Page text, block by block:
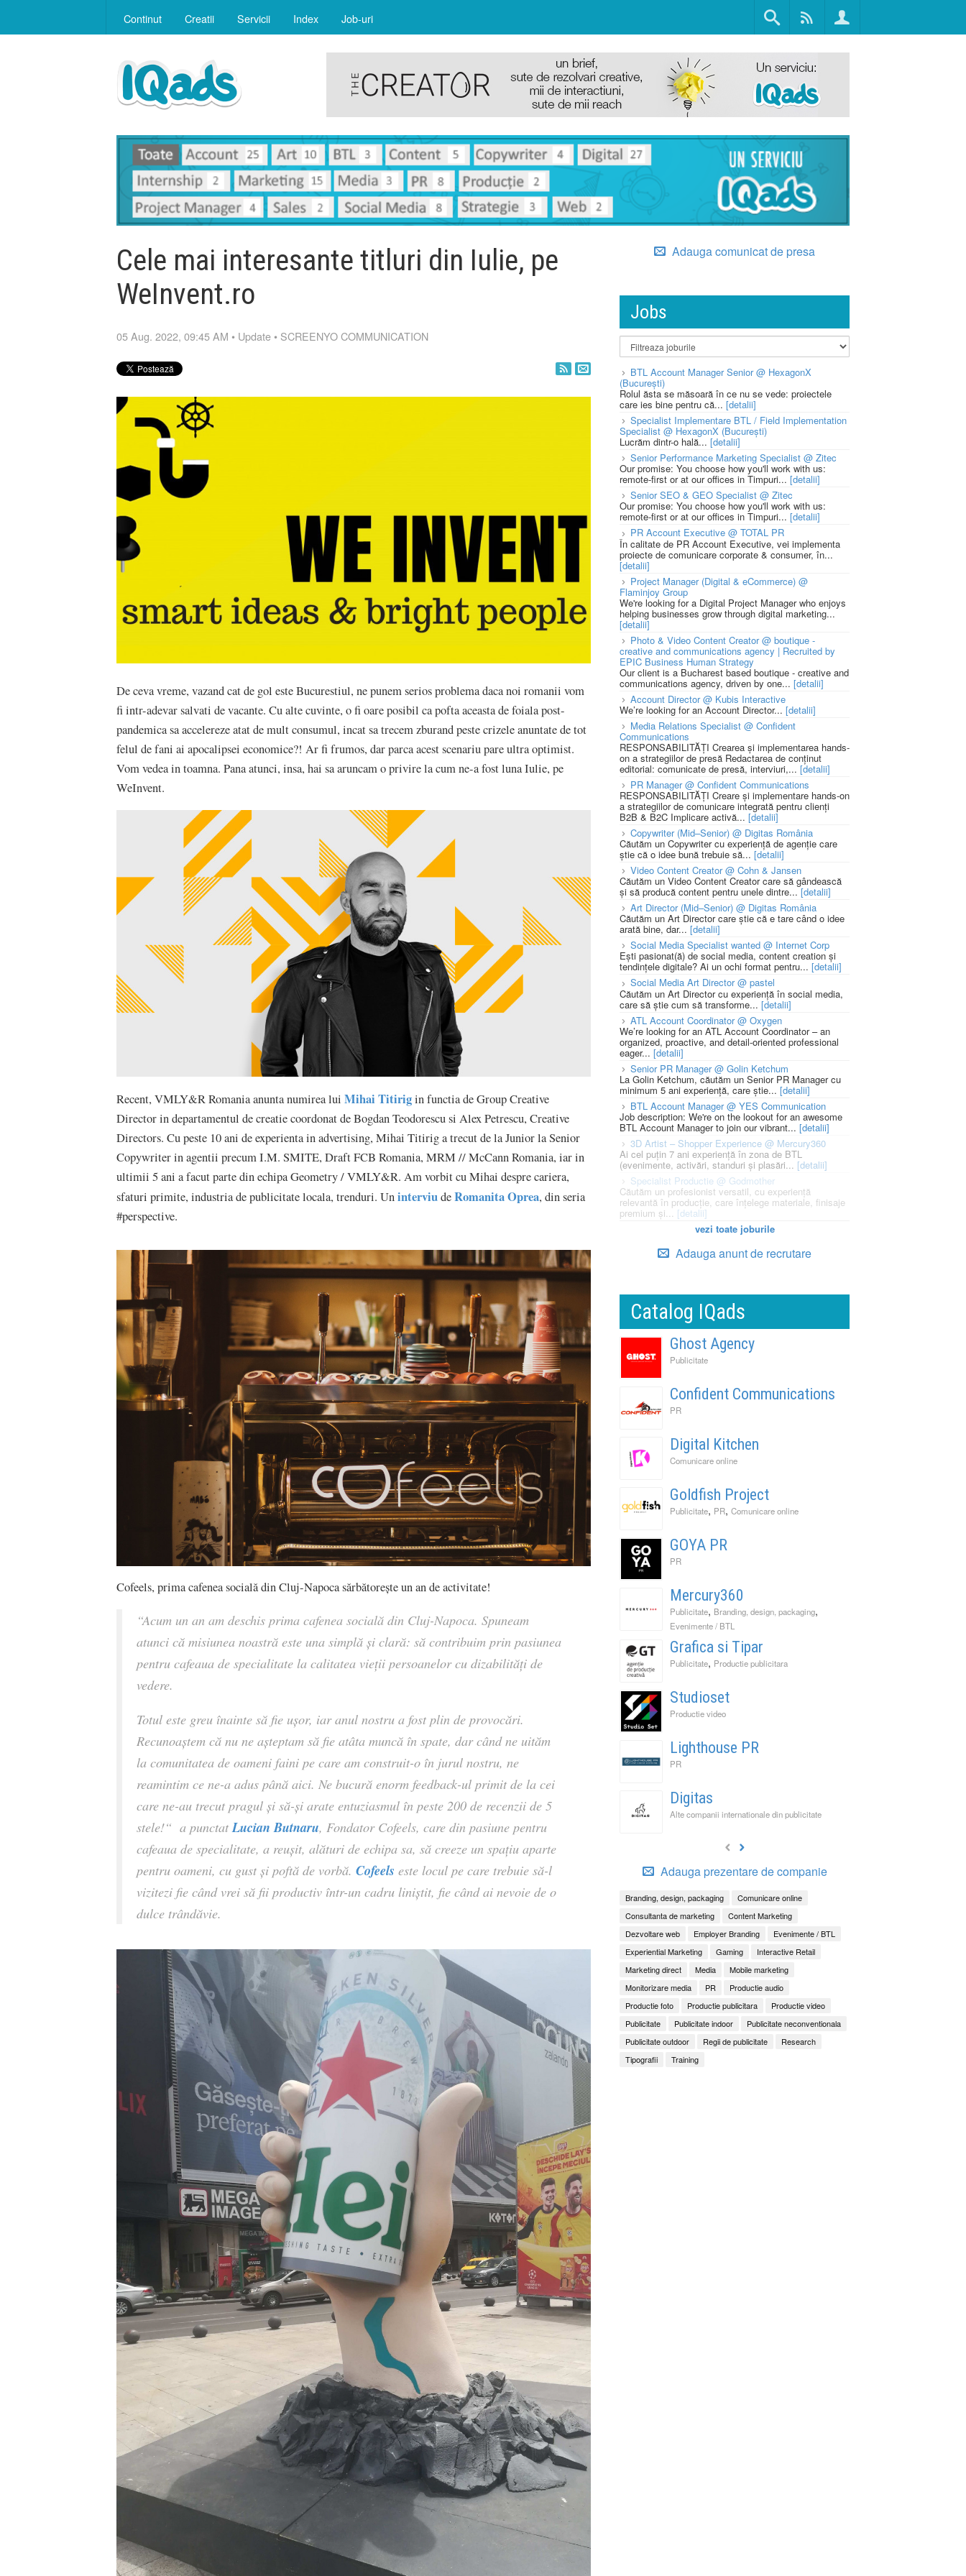
Continut Creatii Servicii Index Job-uri
Cele mai interesante titluri din Iulie, pe
WeInvent.ro
05 Aug. 2022, 09:45 AM • Update • SCREENYO COMMUNICATION
De ceva vreme, vazand cat de gol este Bucurestiul, ne punem serios problema daca noi romanii vom
fi intr-adevar salvati de vacante. Cu alte cuvinte, o fi oare posibil ca pofta aceasta de foiala post-
pandemica sa accelereze atat de mult consumul, incat sa trecem zburand peste crizele anuntate de tot
felul de fani ai apocalipsei economice?! Ar fi frumos, dar parca acest scenariu pare ultra optimist.
Vom vedea in toamna. Pana atunci, insa, hai sa aruncam o privire la cum ne-a fost luna Iulie, pe
WeInvent.
Recent, VMLY&R Romania anunta numirea lui Mihai Titirigin functia de Group Creative
Director in departamentul de creatie coordonat de Bogdan Teodorescu si Alex Petrescu, Creative
Directors. Cu peste 10 ani de experienta in advertising, Mihai Titirig a trecut de la Junior la Senior
Copywriter in agentii precum I.M. SMITE, Draft FCB Romania, MRM // McCann Romania, iar in
ultimii 5 ani a facut parte din echipa Geometry / VMLY&R. Am vorbit cu Mihai despre cariera,
sfaturi primite, industria de publicitate locala, trenduri. UninterviudeRomanita Oprea, din seria
#perspective.
Cofeels, prima cafenea socială din Cluj-Napoca sărbătorește un an de activitate!
“Acum un an am deschis prima cafenea socială din Cluj-Napoca. Spuneam
atunci că misiunea noastră este una simplă și clară: să contribuim prin pasiunea
pentru cafeaua de specialitate la calitatea vieții persoanelor cu dizabilități de
vedere.
Totul este greu înainte să fie ușor, iar anul nostru a fost plin de provocări.
Recunoaștem că nu ne așteptam să fie atâta muncă în spate, dar când ne uităm
la comunitatea de oameni faini pe care am construit-o în jurul nostru, ne
reamintim ce ne-a adus până aici. Ne bucură enorm feedback-ul primit de la cei
care ne-au trecut pragul și să-și arate entuziasmul în peste 200 de recenzii de 5
stele!“ a punctatLucian Butnaru, Fondator Cofeels, care din pasiune pentru
cafeaua de specialitate, a reușit, alături de echipa sa, să creeze un spațiu aparte
pentru oameni, cu gust și poftă de vorbă. Cofeels este locul pe care trebuie să-l
vizitezi fie când vrei să fii productiv într-un cadru liniștit, fie când ai nevoie de o
dulce trândăvie.
Adauga comunicat de presa
Jobs
BTL Account Manager Senior @ HexagonX
(București)
Rolul ăsta se măsoară în ce nu se vede: proiectele
care ies bine pentru că... [detalii]
Specialist Implementare BTL / Field Implementation
Specialist @ HexagonX (București)
Lucrăm dintr-o hală... [detalii]
Senior Performance Marketing Specialist @ Zitec
Our promise: You choose how you'll work with us:
remote-first or at our offices in Timpuri... [detalii]
Senior SEO & GEO Specialist @ Zitec
Our promise: You choose how you'll work with us:
remote-first or at our offices in Timpuri... [detalii]
PR Account Executive @ TOTAL PR
În calitate de PR Account Executive, vei implementa
proiecte de comunicare corporate & consumer, în...
[detalii]
Project Manager (Digital & eCommerce) @
Flaminjoy Group
We're looking for a Digital Project Manager who enjoys
helping businesses grow through digital marketing...
[detalii]
Photo & Video Content Creator @ boutique -
creative and communications agency | Recruited by
EPIC Business Human Strategy
Our client is a Bucharest based boutique - creative and
communications agency, driven by one... [detalii]
Account Director @ Kubis Interactive
We’re looking for an Account Director... [detalii]
Media Relations Specialist @ Confident
Communications
RESPONSABILITĂȚI Crearea și implementarea hands-
on a strategiilor de presă Redactarea de conținut
editorial: comunicate de presă, interviuri,... [detalii]
PR Manager @ Confident Communications
RESPONSABILITĂȚI Creare și implementare hands-on
a strategiilor de comunicare integrată pentru clienți
B2B & B2C Implicare activă... [detalii]
Copywriter (Mid–Senior) @ Digitas România
Căutăm un Copywriter cu experiență de agenție care
știe că o idee bună trebuie să... [detalii]
Video Content Creator @ Cohn & Jansen
Căutăm un Video Content Creator care să gândească
și să producă content pentru unele dintre... [detalii]
Art Director (Mid–Senior) @ Digitas România
Căutăm un Art Director care știe că e tare când o idee
arată bine, dar... [detalii]
Social Media Specialist wanted @ Internet Corp
Ești pasionat(ă) de social media, content creation și
tendințele digitale? Ai un ochi format pentru... [detalii]
Social Media Art Director @ pastel
Căutăm un Art Director cu experiență în social media,
care să știe cum să transforme... [detalii]
ATL Account Coordinator @ Oxygen
We’re looking for an ATL Account Coordinator – an
organized, proactive, and detail-oriented professional
eager... [detalii]
Senior PR Manager @ Golin Ketchum
La Golin Ketchum, căutăm un Senior PR Manager cu
minimum 5 ani experiență, care știe... [detalii]
BTL Account Manager @ YES Communication
Job description: We're on the lookout for an awesome
BTL Account Manager to join our vibrant... [detalii]
3D Artist – Shopper Experience @ Mercury360
Ai cel puțin 7 ani experiență în zona de BTL
(evenimente, activări, standuri și plasări... [detalii]
Specialist Productie @ Godmother
Căutăm un profesionist versatil, cu experiență
relevantă în producție, care înțelege materiale, finisaje
premium și... [detalii]
vezi toate joburile
Adauga anunt de recrutare
Catalog IQads
Ghost Agency
Publicitate
Confident Communications
PR
Digital Kitchen
Comunicare online
Goldfish Project
Publicitate, PR, Comunicare online
GOYA PR
PR
Mercury360
Publicitate, Branding, design, packaging,
Evenimente / BTL
Grafica si Tipar
Publicitate, Productie publicitara
Studioset
Productie video
Lighthouse PR
PR
Digitas
Alte companii internationale din publicitate
Adauga prezentare de companie
Branding, design, packaging
Comunicare online
Consultanta de marketing
Content Marketing
Dezvoltare web
Employer Branding
Evenimente / BTL
Experiential Marketing
Gaming
Interactive Retail
Marketing direct
Media
Mobile marketing
Monitorizare media
PR
Productie audio
Productie foto
Productie publicitara
Productie video
Publicitate
Publicitate indoor
Publicitate neconventionala
Publicitate outdoor
Regii de publicitate
Research
Tipografii
Training